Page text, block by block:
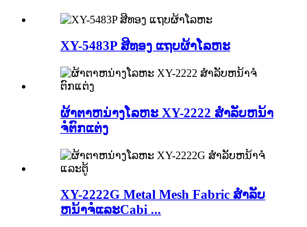
XY-5483P ສີທອງ ແຖບຜ້າໂລຫະ
ຜ້າຕາຫນ່າງໂລຫະ XY-2222 ສໍາລັບຫນ້າ
ຈໍຕົກແຕ່ງ
XY-2222G Metal Mesh Fabric ສໍາລັບ
ຫນ້າຈໍແລະCabi ...